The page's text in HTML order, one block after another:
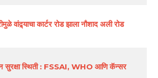
वांद्र्याचा कार्टर रोड झाला नौशाद अली रोड
सुरक्षा स्थिती : FSSAI, WHO आणि कॅन्सर